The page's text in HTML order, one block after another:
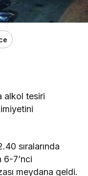
alkol tesiri
sıralarında
6-7’nci
meydana geldi.